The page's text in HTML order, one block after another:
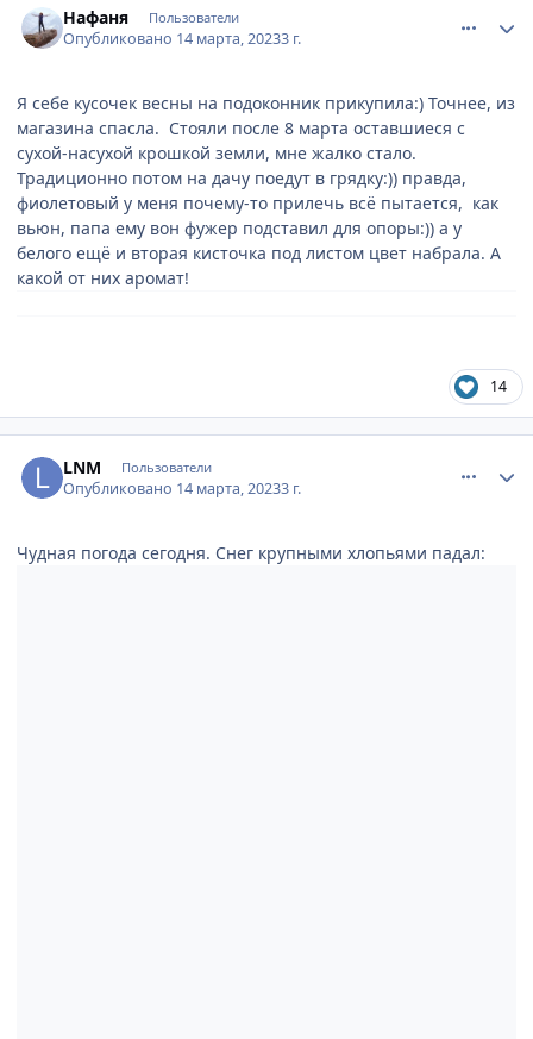
Нафаня Пользователи
Опубликовано 14 марта, 20233 г.
Я себе кусочек весны на подоконник прикупила:) Точнее, из
магазина спасла. Стояли после 8 марта оставшиеся с
сухой-насухой крошкой земли, мне жалко стало.
Традиционно потом на дачу поедут в грядку:)) правда,
фиолетовый у меня почему-то прилечь всё пытается, как
вьюн, папа ему вон фужер подставил для опоры:)) а у
белого ещё и вторая кисточка под листом цвет набрала. А
какой от них аромат!
14
LNM Пользователи
Опубликовано 14 марта, 20233 г.
Чудная погода сегодня. Снег крупными хлопьями падал: